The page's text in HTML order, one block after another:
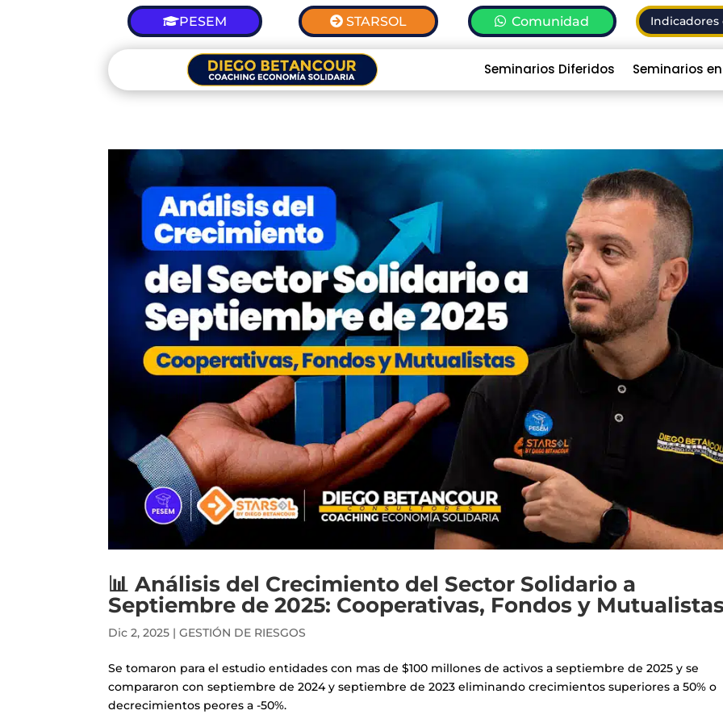
PESEM STARSOL Comunidad Indicadores
Seminarios Diferidos Seminarios
📊 Análisis del Crecimiento del Sector Solidario a
Septiembre de 2025: Cooperativas, Fondos y
Dic 2, 2025 |GESTIÓN DE RIESGOS
Se tomaron para el estudio entidades con mas de $100 millones de activos a septiembre de 2025 y se
compararon con septiembre de 2024 y septiembre de 2023 eliminando crecimientos superiores a 50% o
decrecimientos peores a -50%.